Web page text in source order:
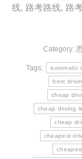
线, 路考路线, 路
Category:
Tags: automatic
best
cheap
cheap driving
cheap
cheapest